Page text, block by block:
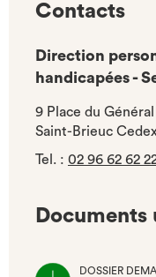
Contacts
Direction
handicapées -
9 Place du
Saint-Brieuc Cedex
Tel. : 02 96 62 62
Documents
DOSSIER